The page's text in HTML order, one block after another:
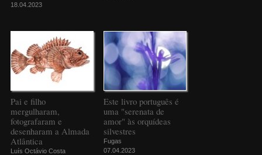
18.04.2023
Pai e filho
mergulharam,
fotografaram e
desenharam a Almada
Atlântica
Luís Octávio Costa
Este livro português é
uma "serenata de
amor" às orquídeas
silvestres
Fugas
07.04.2023